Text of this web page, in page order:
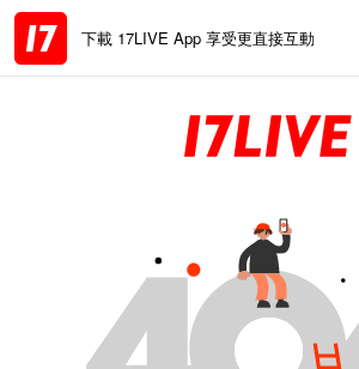
下載 17LIVE App 享受更直接互動